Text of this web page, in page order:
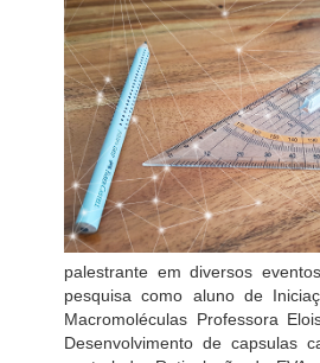
palestrante em diversos
pesquisa como aluno de
Macromoléculas Professora
Desenvolvimento de capsulas